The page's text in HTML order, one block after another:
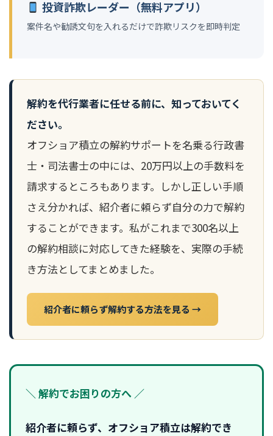
投資詐欺レーダー（無料アプリ）
案件名や勧誘文句を入れるだけで詐欺リスクを即時判定
解約を代行業者に任せる前に、知っておいてく
ださい。
オフショア積立の解約サポートを名乗る行政書
士・司法書士の中には、20万円以上の手数料を
請求するところもあります。しかし正しい手順
さえ分かれば、紹介者に頼らず自分の力で解約
することができます。私がこれまで300名以上
の解約相談に対応してきた経験を、実際の手続
き方法としてまとめました。
紹介者に頼らず解約する方法を見る →
＼ 解約でお困りの方へ ／
紹介者に頼らず、オフショア積立は解約でき